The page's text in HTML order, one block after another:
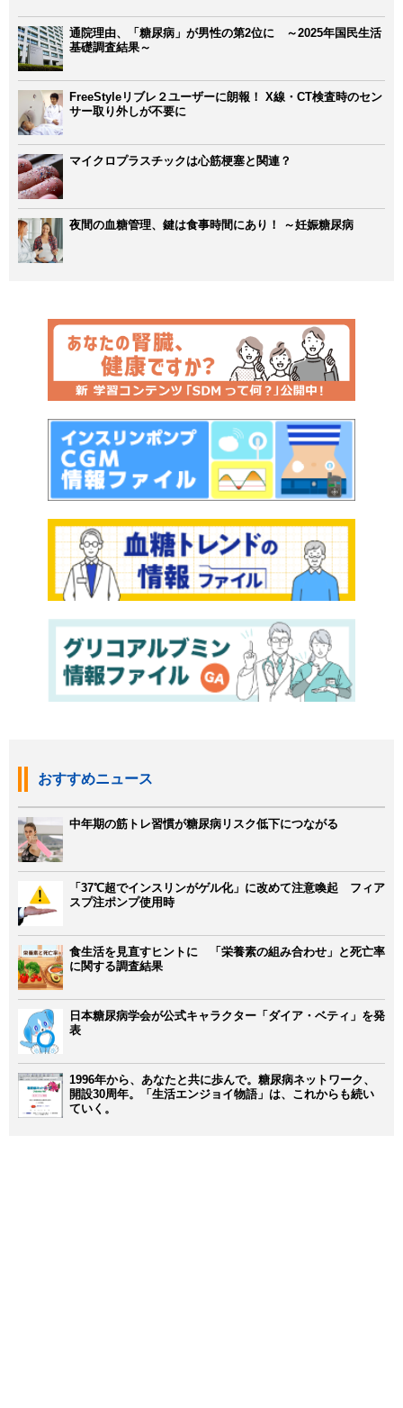
通院理由、「糖尿病」が男性の第2位に ～2025年国民生活
基礎調査結果～
FreeStyleリブレ２ユーザーに朗報！ X線・CT検査時のセン
サー取り外しが不要に
マイクロプラスチックは心筋梗塞と関連？
夜間の血糖管理、鍵は食事時間にあり！ ～妊娠糖尿病
おすすめニュース
中年期の筋トレ習慣が糖尿病リスク低下につながる
「37℃超でインスリンがゲル化」に改めて注意喚起 フィア
スプ注ポンプ使用時
食生活を見直すヒントに 「栄養素の組み合わせ」と死亡率
に関する調査結果
日本糖尿病学会が公式キャラクター「ダイア・ベティ」を発
表
1996年から、あなたと共に歩んで。糖尿病ネットワーク、
開設30周年。「生活エンジョイ物語」は、これからも続い
ていく。